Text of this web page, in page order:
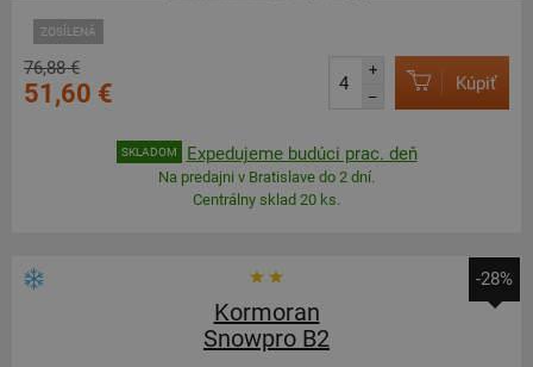
ZOSÍLENÁ
76,88 €
51,60 €
+
–
Kúpiť
SKLADOM Expedujeme budúci prac. deň
Na predajni v Bratislave do 2 dní.
Centrálny sklad 20 ks.
-28%
Kormoran
Snowpro B2